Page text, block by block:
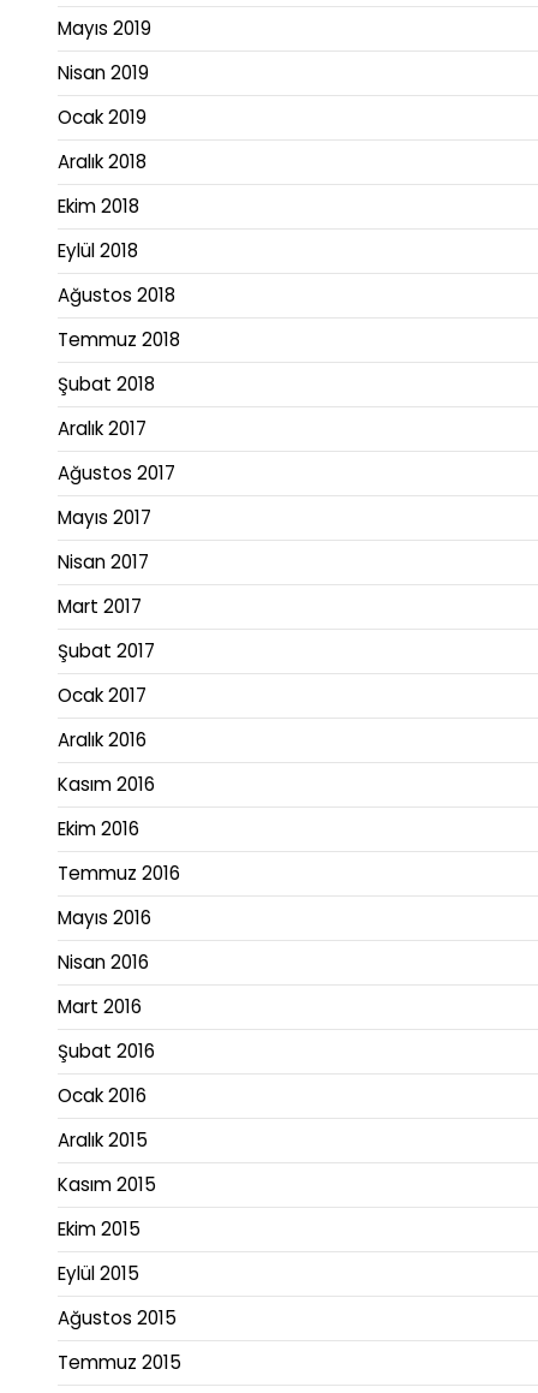
Mayıs 2019
Nisan 2019
Ocak 2019
Aralık 2018
Ekim 2018
Eylül 2018
Ağustos 2018
Temmuz 2018
Şubat 2018
Aralık 2017
Ağustos 2017
Mayıs 2017
Nisan 2017
Mart 2017
Şubat 2017
Ocak 2017
Aralık 2016
Kasım 2016
Ekim 2016
Temmuz 2016
Mayıs 2016
Nisan 2016
Mart 2016
Şubat 2016
Ocak 2016
Aralık 2015
Kasım 2015
Ekim 2015
Eylül 2015
Ağustos 2015
Temmuz 2015